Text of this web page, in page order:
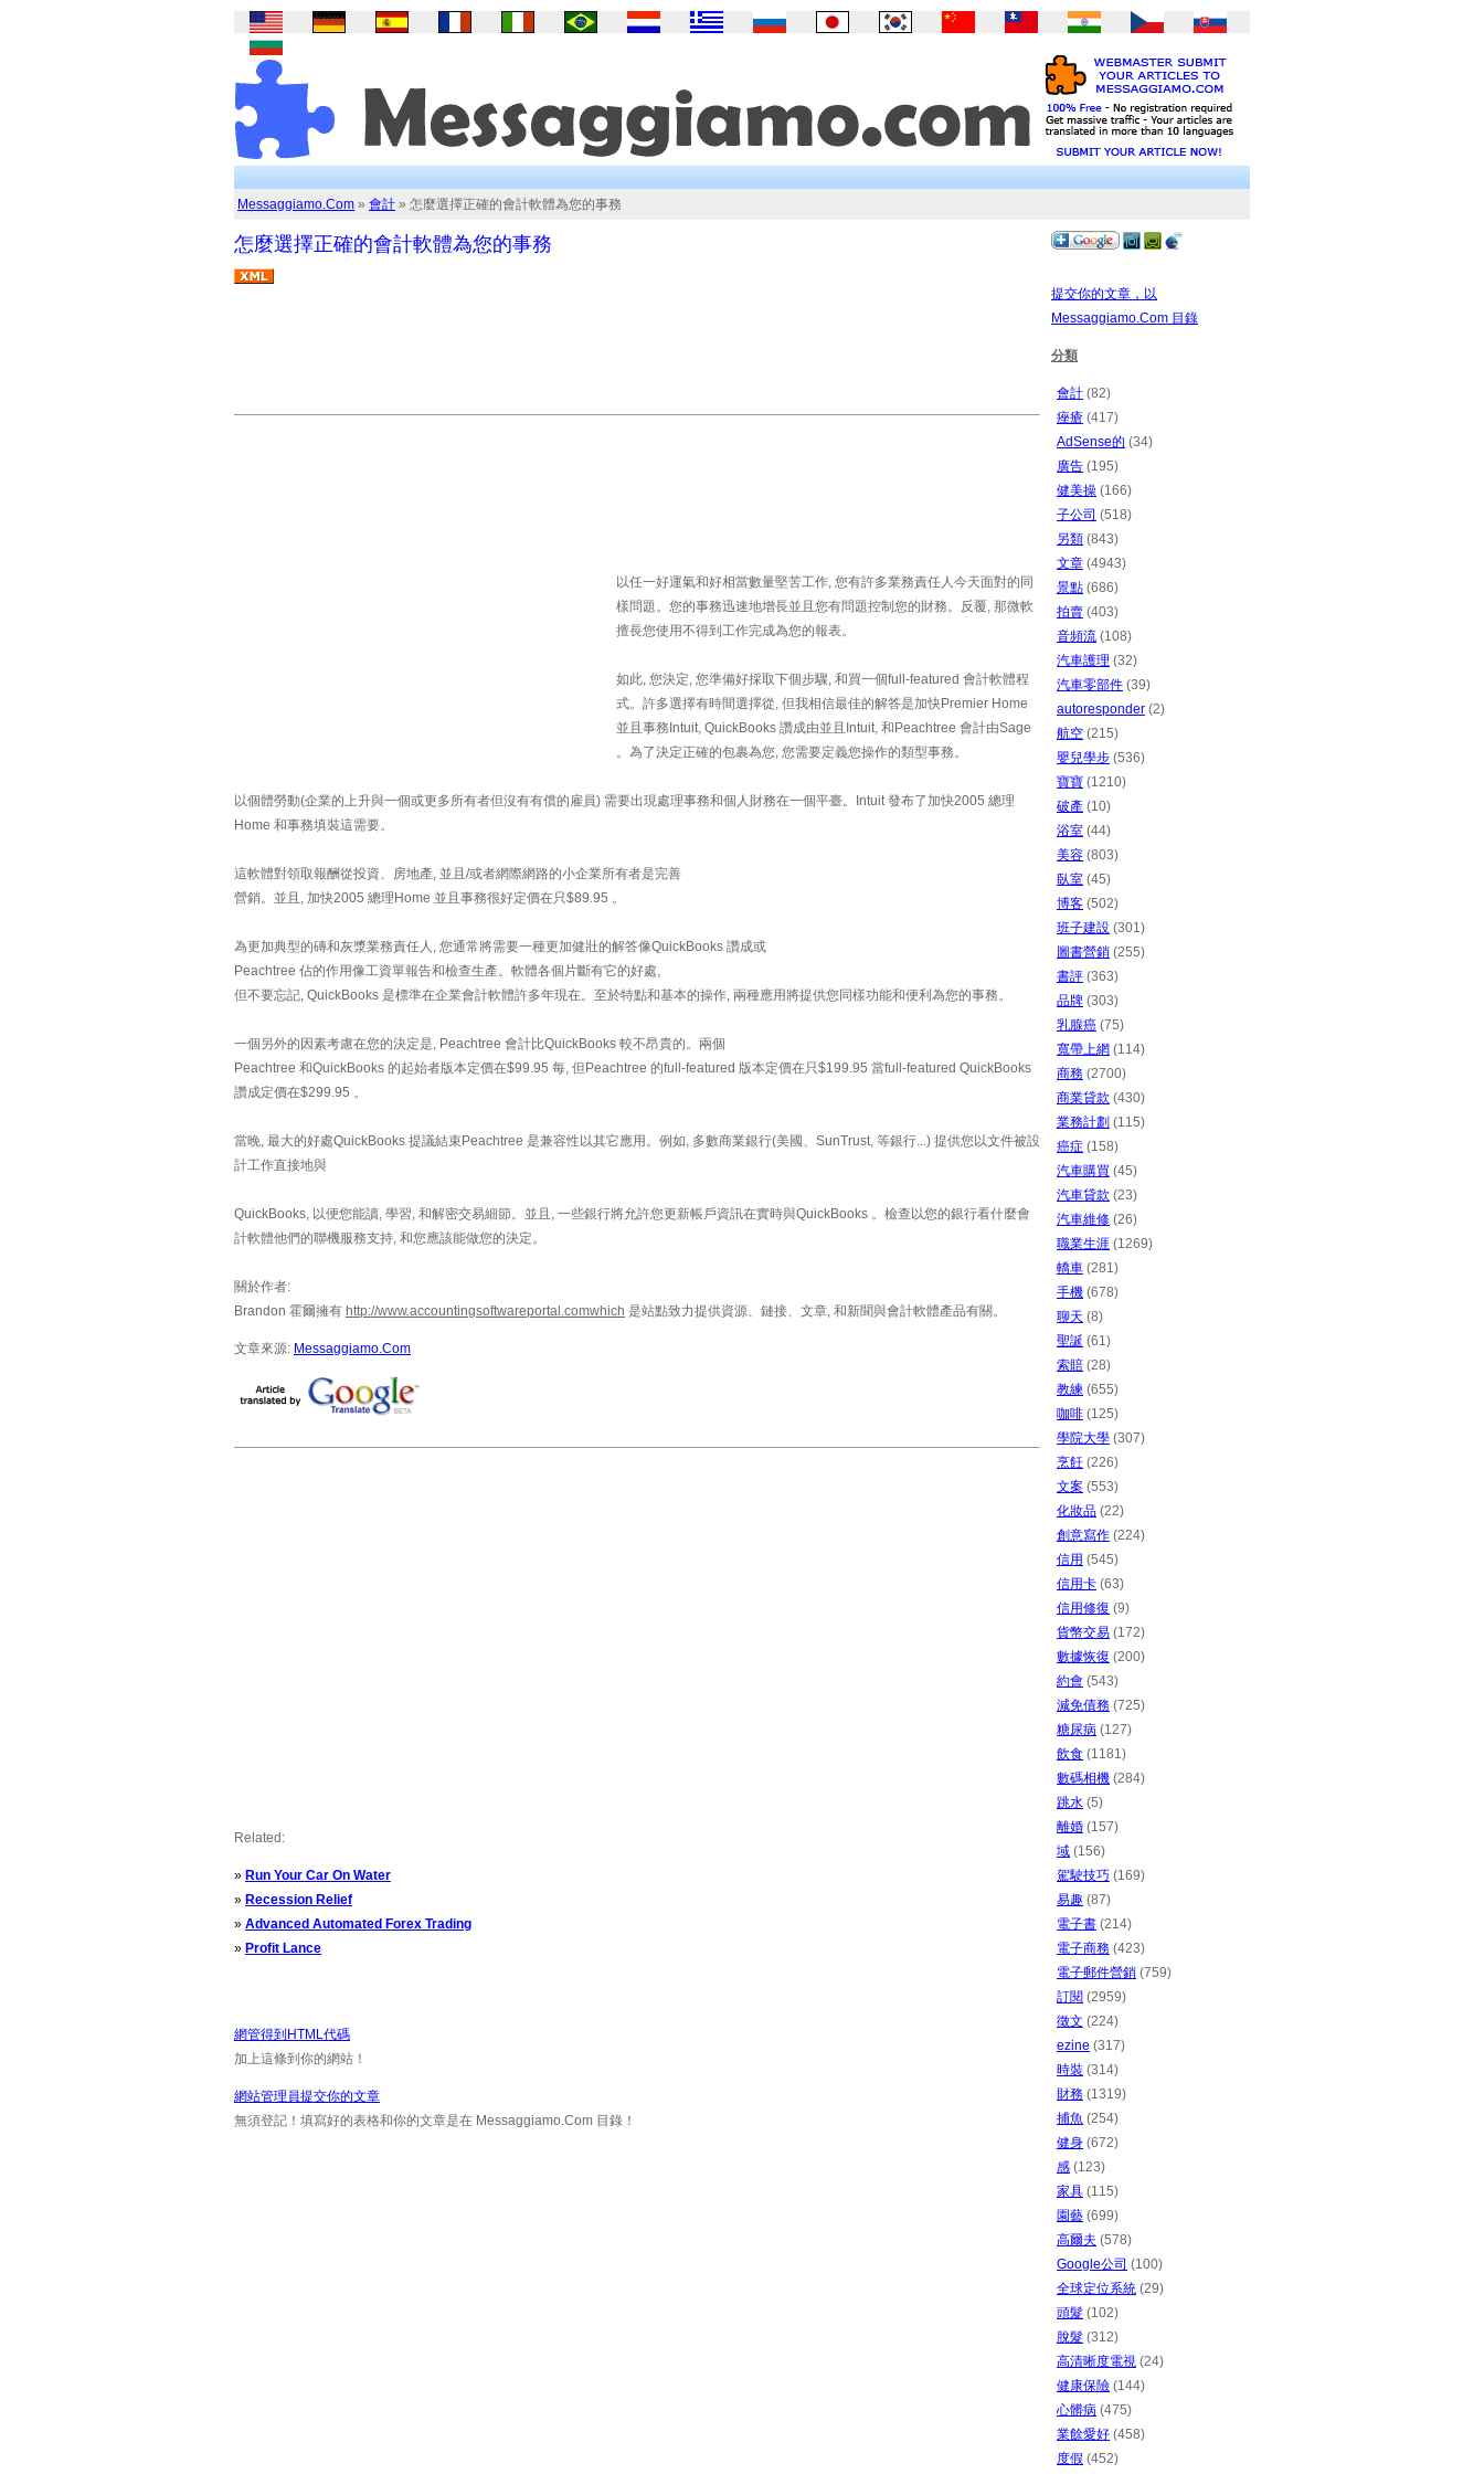
Messaggiamo.Com » 會計 » 怎麼選擇正確的會計軟體為您的事務
怎麼選擇正確的會計軟體為您的事務
以任一好運氣和好相當數量堅苦工作, 您有許多業務責任人今天面對的同
樣問題。您的事務迅速地增長並且您有問題控制您的財務。反覆, 那微軟
擅長您使用不得到工作完成為您的報表。
如此, 您決定, 您準備好採取下個步驟, 和買一個full-featured 會計軟體程
式。許多選擇有時間選擇從, 但我相信最佳的解答是加快Premier Home
並且事務Intuit, QuickBooks 讚成由並且Intuit, 和Peachtree 會計由Sage
。為了決定正確的包裹為您, 您需要定義您操作的類型事務。
以個體勞動(企業的上升與一個或更多所有者但沒有有償的雇員) 需要出現處理事務和個人財務在一個平臺。Intuit 發布了加快2005 總理
Home 和事務填裝這需要。
這軟體對領取報酬從投資、房地產, 並且/或者網際網路的小企業所有者是完善
營銷。並且, 加快2005 總理Home 並且事務很好定價在只$89.95 。
為更加典型的磚和灰漿業務責任人, 您通常將需要一種更加健壯的解答像QuickBooks 讚成或
Peachtree 佔的作用像工資單報告和檢查生產。軟體各個片斷有它的好處,
但不要忘記, QuickBooks 是標準在企業會計軟體許多年現在。至於特點和基本的操作, 兩種應用將提供您同樣功能和便利為您的事務。
一個另外的因素考慮在您的決定是, Peachtree 會計比QuickBooks 較不昂貴的。兩個
Peachtree 和QuickBooks 的起始者版本定價在$99.95 每, 但Peachtree 的full-featured 版本定價在只$199.95 當full-featured QuickBooks
讚成定價在$299.95 。
當晚, 最大的好處QuickBooks 提議結束Peachtree 是兼容性以其它應用。例如, 多數商業銀行(美國、SunTrust, 等銀行...) 提供您以文件被設
計工作直接地與
QuickBooks, 以便您能讀, 學習, 和解密交易細節。並且, 一些銀行將允許您更新帳戶資訊在實時與QuickBooks 。檢查以您的銀行看什麼會
計軟體他們的聯機服務支持, 和您應該能做您的決定。
關於作者:
Brandon 霍爾擁有 http://www.accountingsoftwareportal.comwhich 是站點致力提供資源、鏈接、文章, 和新聞與會計軟體產品有關。
文章來源: Messaggiamo.Com
Related:
» Run Your Car On Water
» Recession Relief
» Advanced Automated Forex Trading
» Profit Lance
網管得到HTML代碼
加上這條到你的網站！
網站管理員提交你的文章
無須登記！填寫好的表格和你的文章是在 Messaggiamo.Com 目錄！
提交你的文章，以
Messaggiamo.Com 目錄
分類
會計 (82)
痤瘡 (417)
AdSense的 (34)
廣告 (195)
健美操 (166)
子公司 (518)
另類 (843)
文章 (4943)
景點 (686)
拍賣 (403)
音頻流 (108)
汽車護理 (32)
汽車零部件 (39)
autoresponder (2)
航空 (215)
嬰兒學步 (536)
寶寶 (1210)
破產 (10)
浴室 (44)
美容 (803)
臥室 (45)
博客 (502)
班子建設 (301)
圖書營銷 (255)
書評 (363)
品牌 (303)
乳腺癌 (75)
寬帶上網 (114)
商務 (2700)
商業貸款 (430)
業務計劃 (115)
癌症 (158)
汽車購買 (45)
汽車貸款 (23)
汽車維修 (26)
職業生涯 (1269)
轎車 (281)
手機 (678)
聊天 (8)
聖誕 (61)
索賠 (28)
教練 (655)
咖啡 (125)
學院大學 (307)
烹飪 (226)
文案 (553)
化妝品 (22)
創意寫作 (224)
信用 (545)
信用卡 (63)
信用修復 (9)
貨幣交易 (172)
數據恢復 (200)
約會 (543)
減免債務 (725)
糖尿病 (127)
飲食 (1181)
數碼相機 (284)
跳水 (5)
離婚 (157)
域 (156)
駕駛技巧 (169)
易趣 (87)
電子書 (214)
電子商務 (423)
電子郵件營銷 (759)
訂閱 (2959)
徵文 (224)
ezine (317)
時裝 (314)
財務 (1319)
捕魚 (254)
健身 (672)
感 (123)
家具 (115)
園藝 (699)
高爾夫 (578)
Google公司 (100)
全球定位系統 (29)
頭髮 (102)
脫髮 (312)
高清晰度電視 (24)
健康保險 (144)
心髒病 (475)
業餘愛好 (458)
度假 (452)